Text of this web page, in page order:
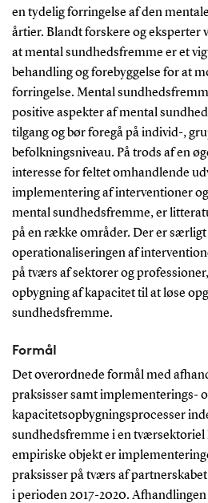
en tydelig forringelse af den
årtier. Blandt forskere og eksperter
at mental sundhedsfremme er et
behandling og forebyggelse for at
forringelse. Mental
positive aspekter af mental
tilgang og bør foregå på individ-,
befolkningsniveau. På trods af en
interesse for feltet omhandlende
implementering af interventioner
mental sundhedsfremme, er
på en række områder. Der er
operationaliseringen af
på tværs af sektorer og
opbygning af kapacitet til at løse
sundhedsfremme.
Formål
Det overordnede formål med
praksisser samt implementerings-
kapacitetsopbygningsprocesser
sundhedsfremme i en
empiriske objekt er
praksisser på tværs af
i perioden 2017-2020.